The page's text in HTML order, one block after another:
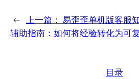
← 上一篇： 易歪歪单机版客服
辅助指南：如何将经验转化为可
目录